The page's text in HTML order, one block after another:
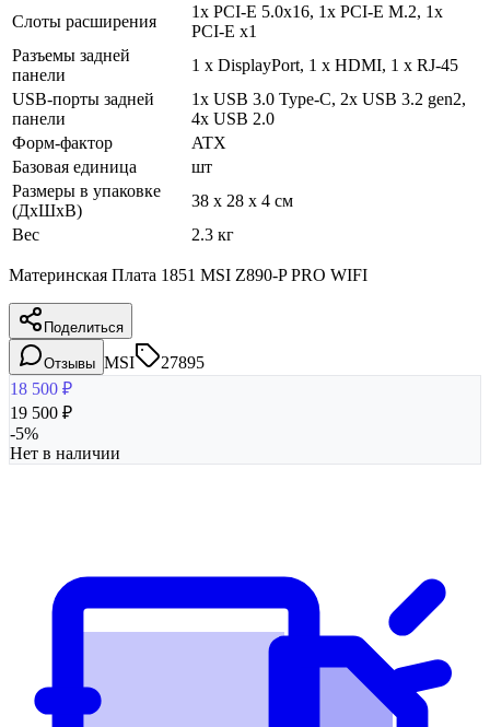
Слоты расширения
1x PCI-E 5.0x16, 1x PCI-E M.2, 1x
PCI-E x1
Разъемы задней
панели
1 х DisplayPort, 1 х HDMI, 1 х RJ-45
USB-порты задней
панели
1x USB 3.0 Type-C, 2x USB 3.2 gen2,
4x USB 2.0
Форм-фактор
ATX
Базовая единица
шт
Размеры в упаковке
(ДхШхВ)
38 x 28 x 4 см
Вес
2.3 кг
Материнская Плата 1851 MSI Z890-P PRO WIFI
Поделиться
Отзывы MSI
27895
18 500 ₽
19 500 ₽
-5%
Нет в наличии